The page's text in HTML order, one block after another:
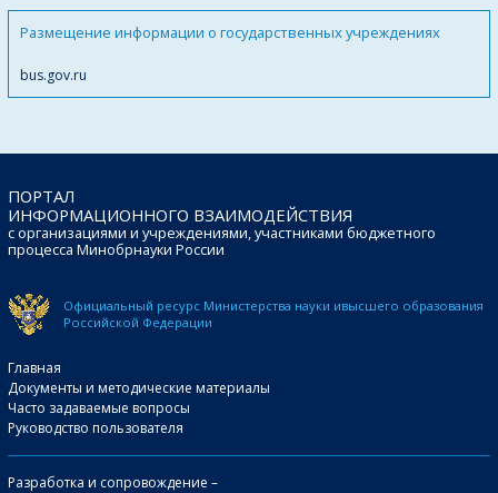
Размещение информации о государственных учреждениях
bus.gov.ru
ПОРТАЛ
ИНФОРМАЦИОННОГО ВЗАИМОДЕЙСТВИЯ
с организациями и учреждениями, участниками бюджетного
процесса Минобрнауки России
Официальный ресурс Министерства науки ивысшего образования
Российской Федерации
Главная
Документы и методические материалы
Часто задаваемые вопросы
Руководство пользователя
Разработка и сопровождение –